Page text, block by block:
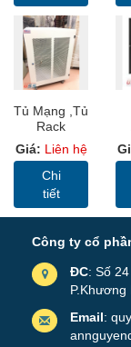
Tủ Mạng ,Tủ
Rack
SYSTEM
CABINET
15U-D500 -
USS Rack
Giá: Liên hệ
Chi
tiết
Công ty cổ
ĐC: Số
P.Khương
Email: